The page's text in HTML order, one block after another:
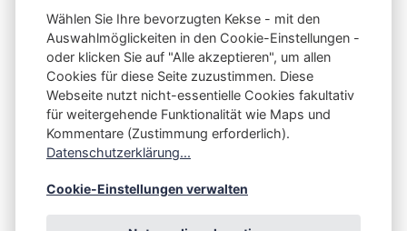
S3N🧩NET
Integrating Open-Source Blog Network (iOSBN)
Impressum
Kontakt
Wählen Sie Ihre bevorzugten Kekse - mit den
Auswahlmöglickeiten in den Cookie-Einstellungen -
oder klicken Sie auf "Alle akzeptieren", um allen
Cookies für diese Seite zuzustimmen. Diese
Webseite nutzt nicht-essentielle Cookies fakultativ
für weitergehende Funktionalität wie Maps und
Kommentare (Zustimmung erforderlich).
Datenschutzerklärung...
Cookie-Einstellungen verwalten